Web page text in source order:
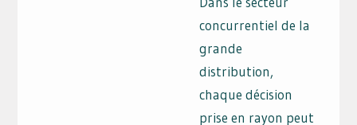
concurrentiel de la
grande
distribution,
chaque décision
prise en rayon peut